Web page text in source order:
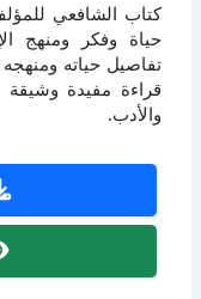
كتاب الشافعي
حياة وفكر ومنهج
تفاصيل حياته ومنهجه
قراءة مفيدة وشيقة
والأدب.